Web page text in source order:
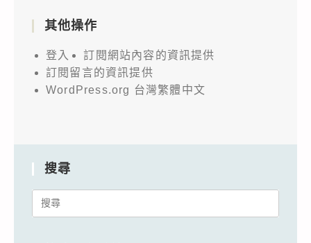
其他操作
登入
訂閱網站內容的資訊提供
訂閱留言的資訊提供
WordPress.org 台灣繁體中文
搜尋
Search